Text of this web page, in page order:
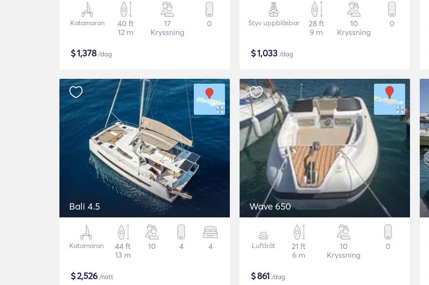
Katamaran
40 ft
12 m
17
Kryssning
0
$1,378/dag
Styv uppblåsbar
28 ft
9 m
10
Kryssning
0
$1,033 /dag
Bali 4.5
Katamaran
44 ft
13 m
10 4 4
$2,526/natt
Wave 650
Luftbåt
21 ft
6 m
10
Kryssning
0
$861 /dag